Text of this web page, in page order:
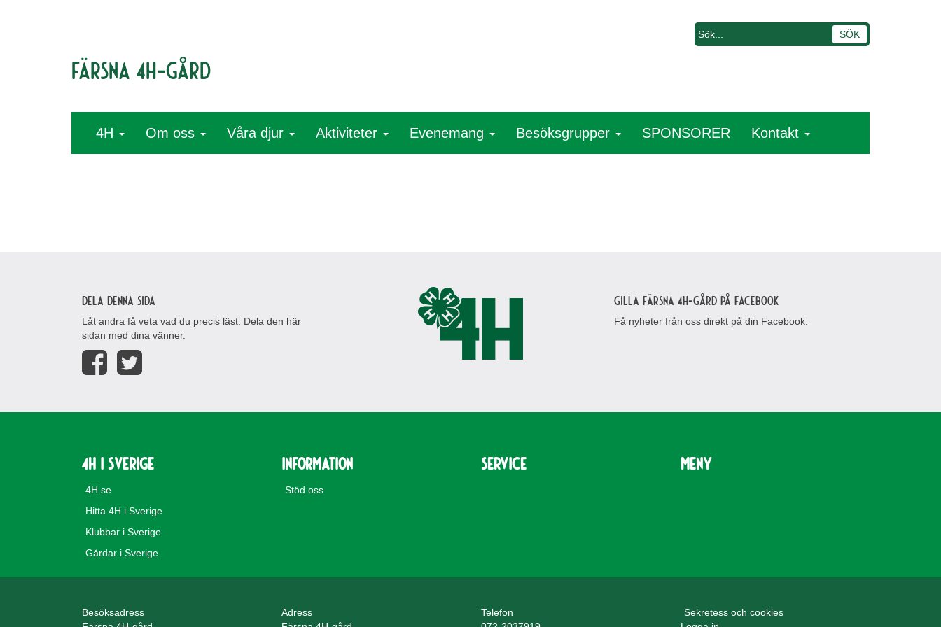
Färsna 4H-gård
4H Om oss Våra djur Aktiviteter Evenemang Besöksgrupper SPONSORER Kontakt
Dela denna sida
Låt andra få veta vad du precis läst. Dela den här
sidan med dina vänner.
Gilla Färsna 4H-gård på Facebook
Få nyheter från oss direkt på din Facebook.
4H i Sverige
4H.se
Hitta 4H i Sverige
Klubbar i Sverige
Gårdar i Sverige
Information
Stöd oss
Service Meny
Besöksadress
Adress
Telefon
Sekretess och cookies